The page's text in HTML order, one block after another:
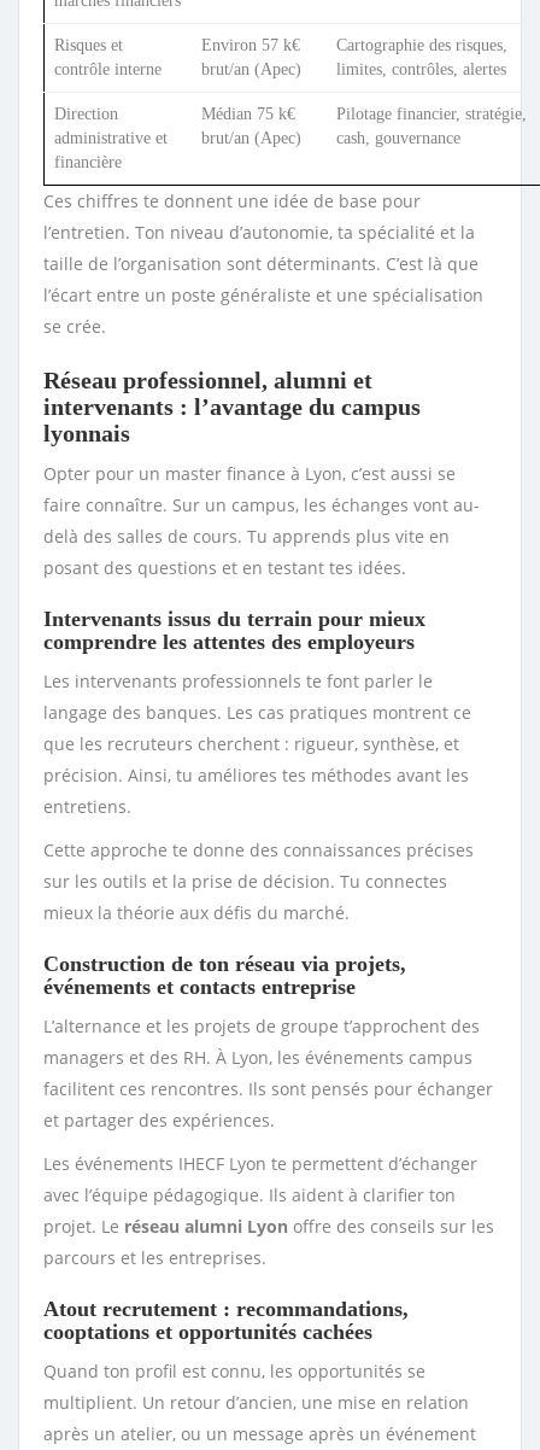
Risques et
contrôle interne
Environ 57 k€
brut/an (Apec)
Cartographie des risques,
limites, contrôles, alertes
Direction
administrative et
financière
Médian 75 k€
brut/an (Apec)
Pilotage financier, stratégie,
cash, gouvernance
Ces chiffres te donnent une idée de base pour
l’entretien. Ton niveau d’autonomie, ta spécialité et la
taille de l’organisation sont déterminants. C’est là que
l’écart entre un poste généraliste et une spécialisation
se crée.
Réseau professionnel, alumni et
intervenants : l’avantage du campus
lyonnais
Opter pour un master finance à Lyon, c’est aussi se
faire connaître. Sur un campus, les échanges vont au-
delà des salles de cours. Tu apprends plus vite en
posant des questions et en testant tes idées.
Intervenants issus du terrain pour mieux
comprendre les attentes des employeurs
Les intervenants professionnels te font parler le
langage des banques. Les cas pratiques montrent ce
que les recruteurs cherchent : rigueur, synthèse, et
précision. Ainsi, tu améliores tes méthodes avant les
entretiens.
Cette approche te donne des connaissances précises
sur les outils et la prise de décision. Tu connectes
mieux la théorie aux défis du marché.
Construction de ton réseau via projets,
événements et contacts entreprise
L’alternance et les projets de groupe t’approchent des
managers et des RH. À Lyon, les événements campus
facilitent ces rencontres. Ils sont pensés pour échanger
et partager des expériences.
Les événements IHECF Lyon te permettent d’échanger
avec l’équipe pédagogique. Ils aident à clarifier ton
projet. Le réseau alumni Lyon offre des conseils sur les
parcours et les entreprises.
Atout recrutement : recommandations,
cooptations et opportunités cachées
Quand ton profil est connu, les opportunités se
multiplient. Un retour d’ancien, une mise en relation
après un atelier, ou un message après un événement